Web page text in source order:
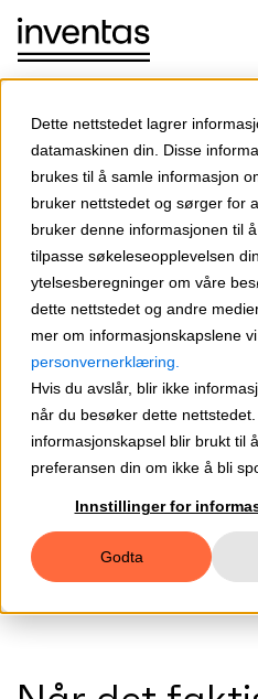
Dette nettstedet lagrer
datamaskinen din. Disse
brukes til å samle informasjon
bruker nettstedet og sørger for
bruker denne informasjonen til
tilpasse søkeleseopplevelsen
ytelsesberegninger om våre
dette nettstedet og andre
mer om informasjonskapslene
personvernerklæring.
Hvis du avslår, blir ikke
når du besøker dette
informasjonskapsel blir brukt til
preferansen din om ikke å bli
Innstillinger for
Godta